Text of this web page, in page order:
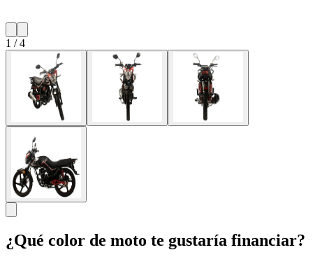
1 /4
¿Qué color de moto te gustaría financiar?